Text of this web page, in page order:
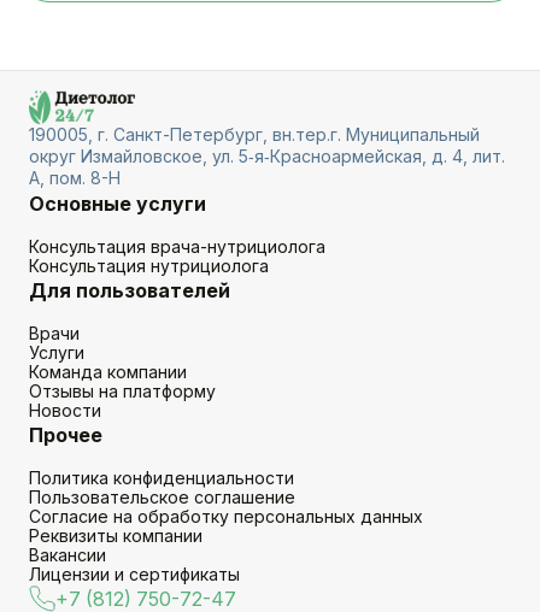
190005, г. Санкт-Петербург, вн.тер.г. Муниципальный
округ Измайловское, ул. 5‑я‑Красноармейская, д. 4, лит.
А, пом. 8-Н
Основные услуги
Консультация врача-нутрициолога
Консультация нутрициолога
Для пользователей
Врачи
Услуги
Команда компании
Отзывы на платформу
Новости
Прочее
Политика конфиденциальности
Пользовательское соглашение
Согласие на обработку персональных данных
Реквизиты компании
Вакансии
Лицензии и сертификаты
+7 (812) 750-72-47